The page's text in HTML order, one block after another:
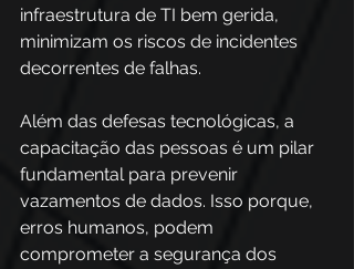
infraestrutura de TI bem gerida,
minimizam os riscos de incidentes
decorrentes de falhas.
Além das defesas tecnológicas, a
capacitação das pessoas é um pilar
fundamental para prevenir
vazamentos de dados. Isso porque,
erros humanos, podem
comprometer a segurança dos